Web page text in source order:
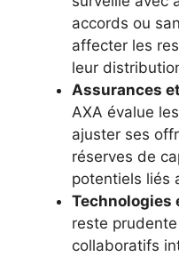
accords ou
affecter les
leur
Assurances
AXA évalue
ajuster ses
réserves de
potentiels liés
Technologies
reste
collaboratifs